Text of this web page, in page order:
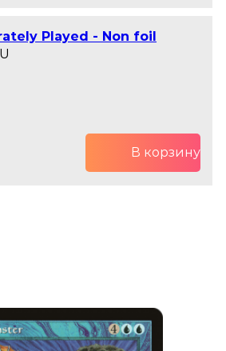
Played - Non foil
В корзину